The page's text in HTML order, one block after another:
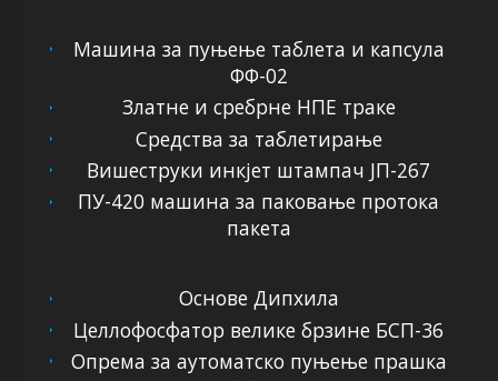
Машина за пуњење таблета и капсула
ФФ-02
Златне и сребрне НПЕ траке
Средства за таблетирање
Вишеструки инкјет штампач ЈП-267
ПУ-420 машина за паковање протока
пакета
Основе Дипхила
Целлофосфатор велике брзине БСП-36
Опрема за аутоматско пуњење прашка